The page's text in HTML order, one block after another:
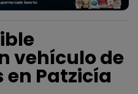
vehículo de
Patzicía